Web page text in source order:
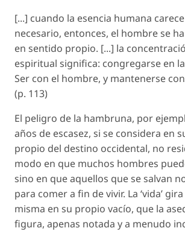
[...] cuando la esencia humana
necesario, entonces, el hombre se
en sentido propio. [...] la
espiritual significa: congregarse en
Ser con el hombre, y mantenerse
(p. 113)
El peligro de la hambruna, por
años de escasez, si se considera en
propio del destino occidental, no
modo en que muchos hombres
sino en que aquellos que se salvan
para comer a fin de vivir. La ‘vida’
misma en su propio vacío, que la
figura, apenas notada y a menudo